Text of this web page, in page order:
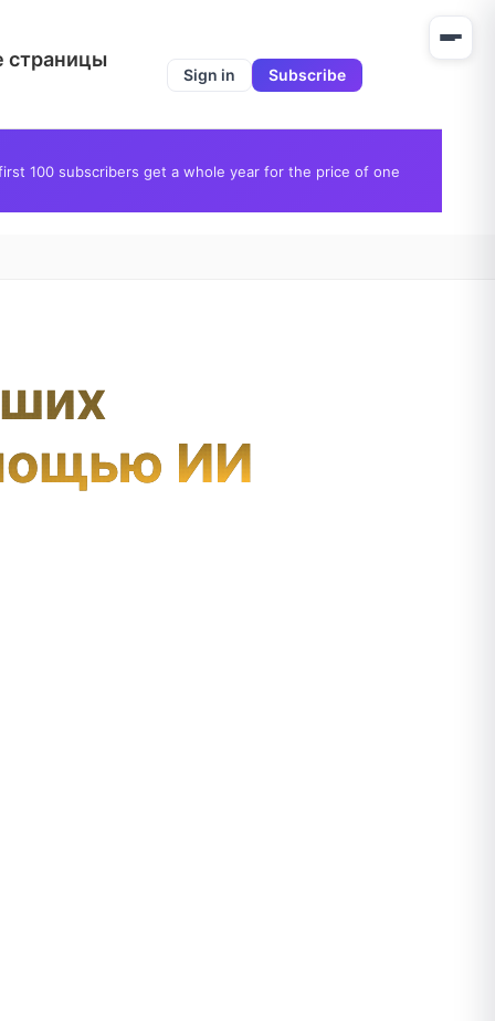
страницы
Sign in Subscribe
100 subscribers get a whole year for the price of one
ИИ